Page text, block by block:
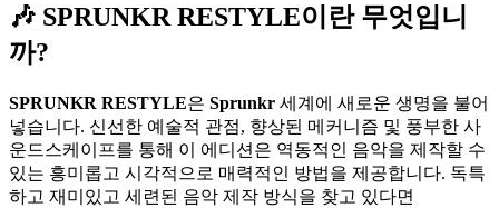
🎶 SPRUNKR RESTYLE이란 무엇입니
까?
SPRUNKR RESTYLE은 Sprunkr 세계에 새로운 생명을 불어
넣습니다. 신선한 예술적 관점, 향상된 메커니즘 및 풍부한 사
운드스케이프를 통해 이 에디션은 역동적인 음악을 제작할 수
있는 흥미롭고 시각적으로 매력적인 방법을 제공합니다. 독특
하고 재미있고 세련된 음악 제작 방식을 찾고 있다면